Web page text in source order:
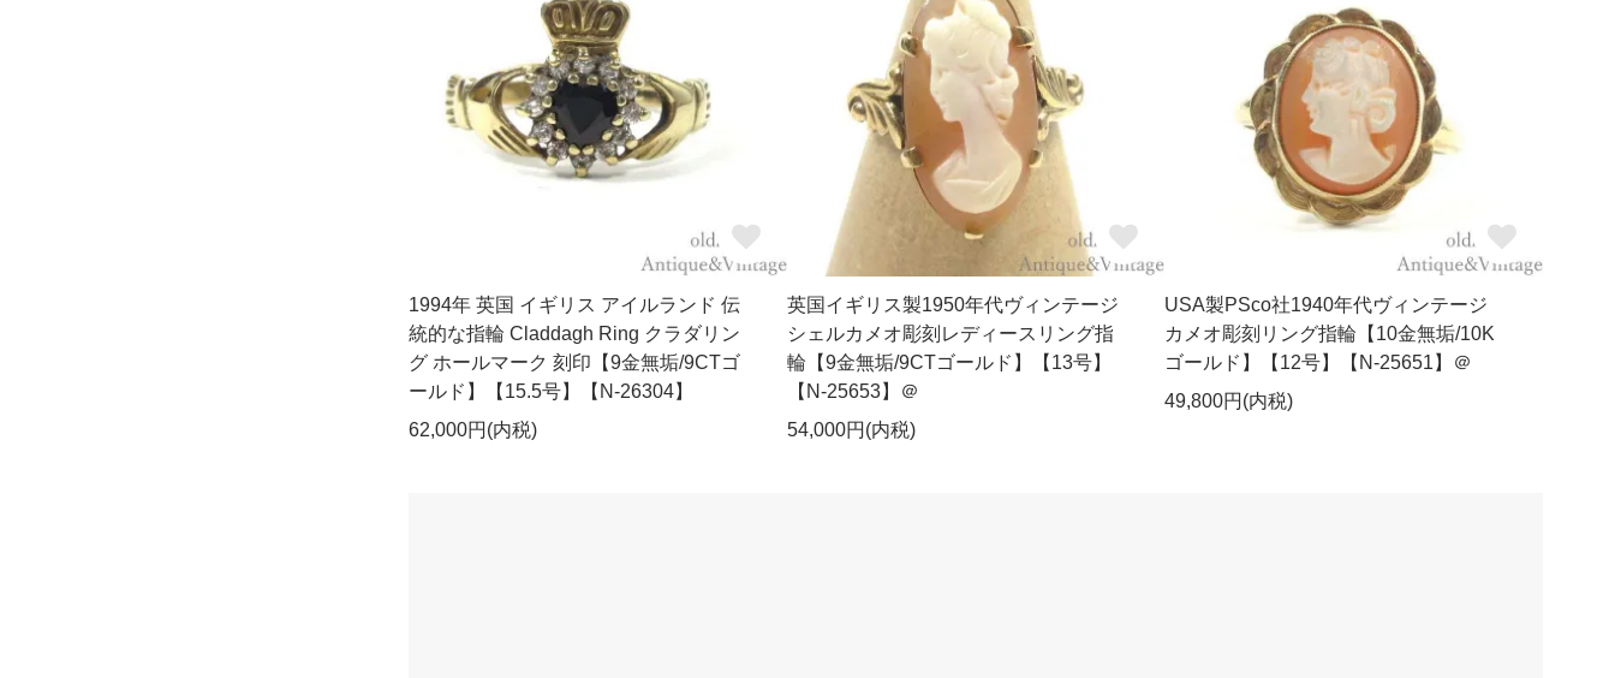
1994年 英国 イギリス アイルランド 伝
統的な指輪 Claddagh Ring クラダリン
グ ホールマーク 刻印【9金無垢/9CTゴ
ールド】【15.5号】【N-26304】
62,000円(内税)
英国イギリス製1950年代ヴィンテージ
シェルカメオ彫刻レディースリング指
輪【9金無垢/9CTゴールド】【13号】
【N-25653】＠
54,000円(内税)
USA製PSco社1940年代ヴィンテージ
カメオ彫刻リング指輪【10金無垢/10K
ゴールド】【12号】【N-25651】＠
49,800円(内税)